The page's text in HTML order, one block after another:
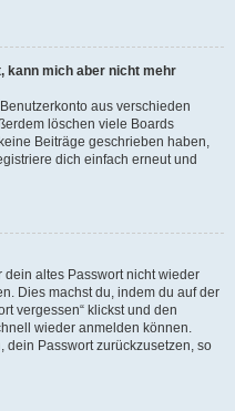
kann mich aber nicht mehr
aus verschieden
löschen viele Boards
Beiträge geschrieben haben,
dich einfach erneut und
dein altes Passwort nicht wieder
Dies machst du, indem du auf der
vergessen“ klickst und den
wieder anmelden können.
dein Passwort zurückzusetzen, so